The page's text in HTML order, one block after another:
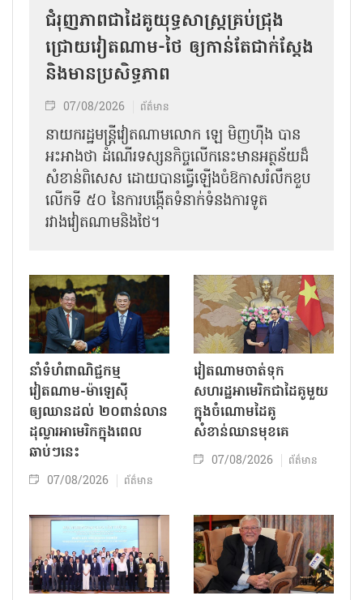
ជំរុញភាពជាដៃគូយុទ្ធសាស្ត្រគ្រប់ជ្រុង
ជ្រោយវៀតណាម-ថៃ ឲ្យកាន់តែជាក់ស្ដែង
និងមានប្រសិទ្ធភាព
07/08/2026 ព័ត៌មាន
នាយករដ្ឋមន្ត្រីវៀតណាមលោក ឡេ មិញហ៊ឹង បាន
អះអាងថា ដំណើរទស្សនកិច្ចលើកនេះមានអត្ថន័យដ៏
សំខាន់ពិសេស ដោយបានធ្វើឡើងចំឱកាសរំលឹកខួប
លើកទី ៥០ នៃការបង្កើតទំនាក់ទំនងការទូត
រវាងវៀតណាមនិងថៃ។
នាំទំហំពាណិជ្ជកម្ម
វៀតណាម-ម៉ាឡេស៊ី
ឲ្យឈានដល់ ២០ពាន់លាន
ដុល្លារអាមេរិកក្នុងពេល
ឆាប់ៗនេះ
07/08/2026 ព័ត៌មាន
វៀតណាមចាត់ទុក
សហរដ្ឋអាមេរិកជាដៃគូមួយ
ក្នុងចំណោមដៃគូ
សំខាន់ឈានមុខគេ
07/08/2026 ព័ត៌មាន